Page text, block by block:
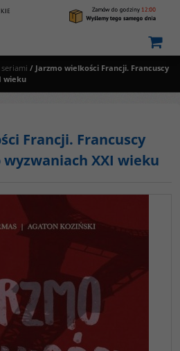
seriami / Jarzmo wielkości Francji. Francuscy
wieku
Francji. Francuscy
XXI wieku